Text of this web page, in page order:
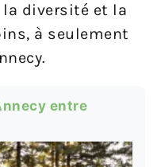
la diversité et la
à seulement
entre